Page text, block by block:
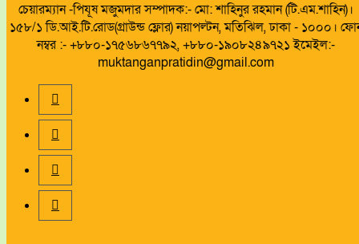
চেয়ারম্যান -পিযূষ মজুমদার সম্পাদক:- মো: শাহিনুর রহমান (টি.এম.শাহিন)।
১৫৮/১ ডি.আই.টি.রোড(গ্রাউন্ড ফ্লোর) নয়াপল্টন, মতিঝিল, ঢাকা - ১০০০।
নম্বর :- +৮৮০-১৭৫৬৮৬৭৭৯২, +৮৮০-১৯০৮২৪৯৭২১ ইমেইল:-
muktanganpratidin@gmail.com